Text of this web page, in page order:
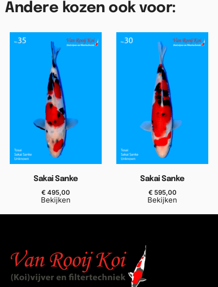
Andere kozen ook voor:
Sakai Sanke
€ 495,00
Bekijken
Sakai Sanke
€ 595,00
Bekijken